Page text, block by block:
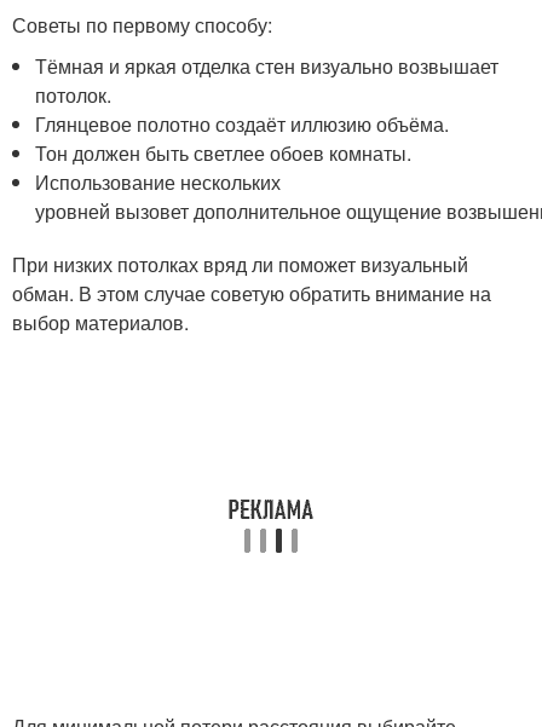
Советы по первому способу:
Тёмная и яркая отделка стен визуально возвышает
потолок.
Глянцевое полотно создаёт иллюзию объёма.
Тон должен быть светлее обоев комнаты.
Использование нескольких
уровней вызовет дополнительное ощущение
При низких потолках вряд ли поможет визуальный
обман. В этом случае советую обратить внимание на
выбор материалов.